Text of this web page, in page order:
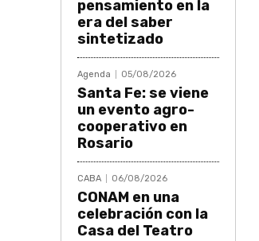
pensamiento en la
era del saber
sintetizado
Agenda 05/08/2026
Santa Fe: se viene
un evento agro-
cooperativo en
Rosario
CABA 06/08/2026
CONAM en una
celebración con la
Casa del Teatro